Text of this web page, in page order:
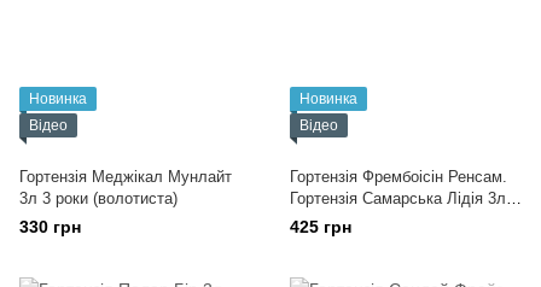
Новинка
Відео
Гортензія Меджікал Мунлайт
3л 3 роки (волотиста)
330 грн
Новинка
Відео
Гортензія Фрембоісін Ренсам.
Гортензія Самарська Лідія 3л 3
роки
425 грн